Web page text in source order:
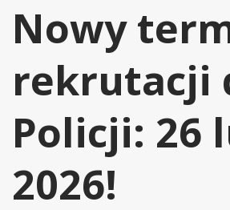
Nowy
rekrutacji
Policji: 26
2026!